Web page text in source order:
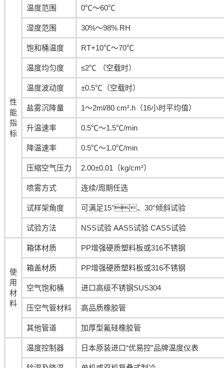
性
能
指
标
温度范围 0℃～60℃
湿度范围 30%～98% RH
饱和桶温度 RT+10℃～70℃
温度均匀度 ≤2℃ （空载时）
温度波动度 ±0.5℃（空载时）
盐雾沉降量 1～2ml/80 cm².h（16小时平均值）
升温速率 0.5℃～1.5℃/min
降温速率 0.5℃～1.0℃/min
压缩空气压力 2.00±0.01（kg/cm²）
喷雾方式 连续/周期任选
试样架角度 可满足15°、30°倾斜试验
试验方法 NSS试验 AASS试验 CASS试验
使
用
材
料
箱体材质 PP增强硬质塑料板或316不锈钢
箱盖材质 PP增强硬质塑料板或316不锈钢
空气饱和桶 进口高级不锈钢SUS304
压空气管材料 高品质橡胶管
其他管道 加厚型氟硅橡胶管
温度控制器 日本原装进口“优易控”品牌温度仪表